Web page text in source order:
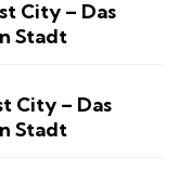
City – Das
Stadt
City – Das
Stadt